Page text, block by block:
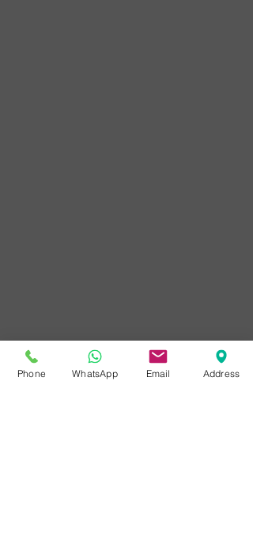
Phone WhatsApp Email Address